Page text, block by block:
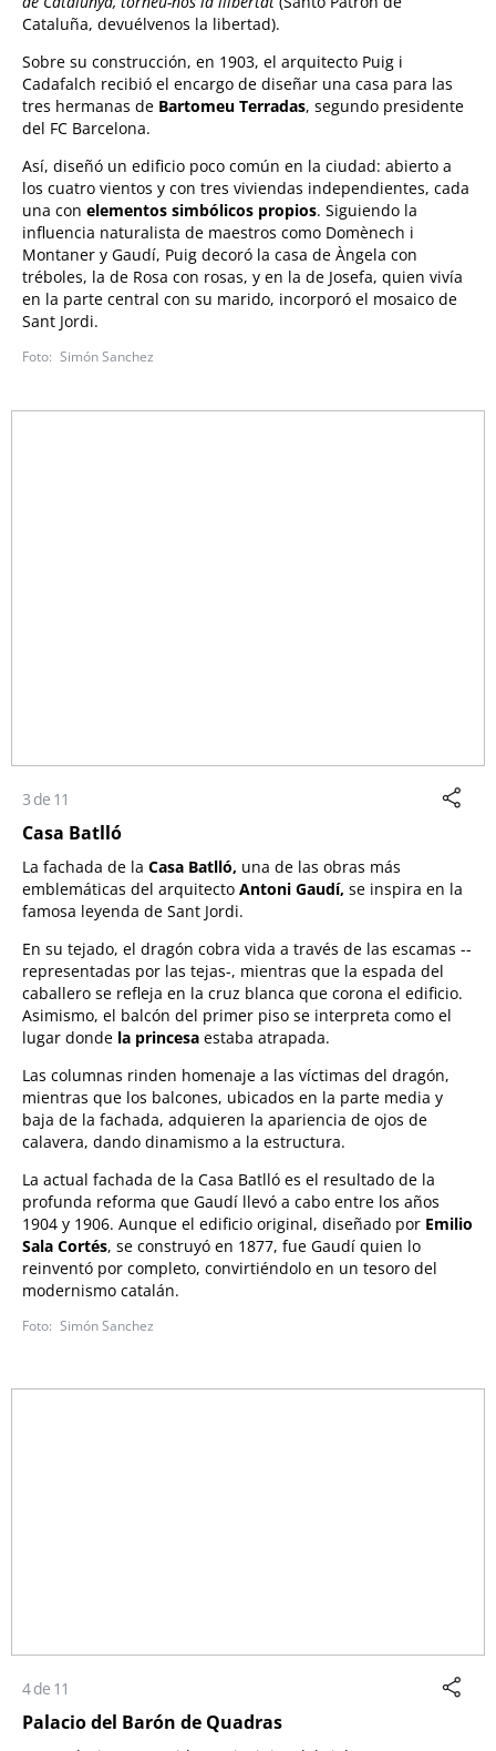
Cataluña, devuélvenos la libertad).
Sobre su construcción, en 1903, el arquitecto Puig i
Cadafalch recibió el encargo de diseñar una casa para las
tres hermanas de Bartomeu Terradas, segundo presidente
del FC Barcelona.
Así, diseñó un edificio poco común en la ciudad: abierto a
los cuatro vientos y con tres viviendas independientes, cada
una con elementos simbólicos propios. Siguiendo la
influencia naturalista de maestros como Domènech i
Montaner y Gaudí, Puig decoró la casa de Àngela con
tréboles, la de Rosa con rosas, y en la de Josefa, quien vivía
en la parte central con su marido, incorporó el mosaico de
Sant Jordi.
Simón Sanchez
3 de 11
Casa Batlló
La fachada de la Casa Batlló, una de las obras más
emblemáticas del arquitecto Antoni Gaudí, se inspira en la
famosa leyenda de Sant Jordi.
En su tejado, el dragón cobra vida a través de las escamas --
representadas por las tejas-, mientras que la espada del
caballero se refleja en la cruz blanca que corona el edificio.
Asimismo, el balcón del primer piso se interpreta como el
lugar donde la princesa estaba atrapada.
Las columnas rinden homenaje a las víctimas del dragón,
mientras que los balcones, ubicados en la parte media y
baja de la fachada, adquieren la apariencia de ojos de
calavera, dando dinamismo a la estructura.
La actual fachada de la Casa Batlló es el resultado de la
profunda reforma que Gaudí llevó a cabo entre los años
1904 y 1906. Aunque el edificio original, diseñado por Emilio
Sala Cortés, se construyó en 1877, fue Gaudí quien lo
reinventó por completo, convirtiéndolo en un tesoro del
modernismo catalán.
Simón Sanchez
4 de 11
Palacio del Barón de Quadras